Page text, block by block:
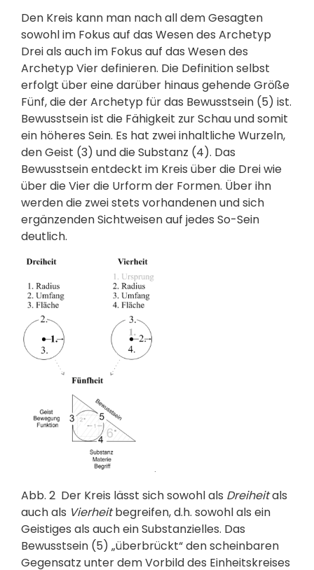
Den Kreis kann man nach all dem Gesagten
sowohl im Fokus auf das Wesen des Archetyp
Drei als auch im Fokus auf das Wesen des
Archetyp Vier definieren. Die Definition selbst
erfolgt über eine darüber hinaus gehende Größe
Fünf, die der Archetyp für das Bewusstsein (5) ist.
Bewusstsein ist die Fähigkeit zur Schau und somit
ein höheres Sein. Es hat zwei inhaltliche Wurzeln,
den Geist (3) und die Substanz (4). Das
Bewusstsein entdeckt im Kreis über die Drei wie
über die Vier die Urform der Formen. Über ihn
werden die zwei stets vorhandenen und sich
ergänzenden Sichtweisen auf jedes So-Sein
deutlich.
Abb. 2 Der Kreis lässt sich sowohl als Dreiheitals
auch als Vierheitbegreifen, d.h. sowohl als ein
Geistiges als auch ein Substanzielles. Das
Bewusstsein (5) „überbrückt“ den scheinbaren
Gegensatz unter dem Vorbild des Einheitskreises